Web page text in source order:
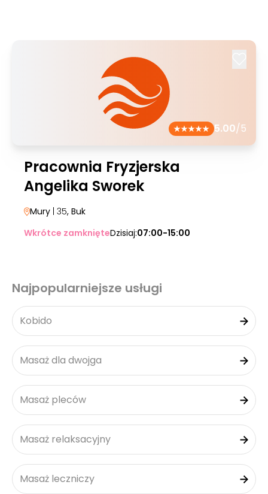
5.00/5
Pracownia Fryzjerska
Angelika Sworek
Mury | 35, Buk
Wkrótce zamknięteDzisiaj:07:00-15:00
Najpopularniejsze usługi
Kobido
Masaż dla dwojga
Masaż pleców
Masaż relaksacyjny
Masaż leczniczy